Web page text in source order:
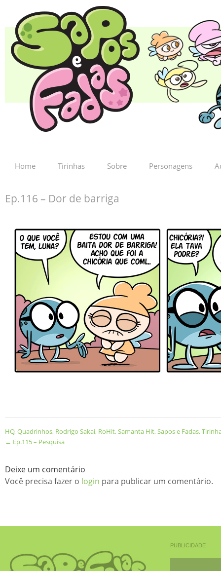
Home Tirinhas Sobre Personagens
Ep.116 – Dor de barriga
HQ,Quadrinhos, Rodrigo Sakai, RoHit,Samanta Hit,Sapos e Fadas,
← Ep.115 – Pesquisa
Deixe um comentário
Você precisa fazer o login para publicar um comentário.
PUBLICIDADE